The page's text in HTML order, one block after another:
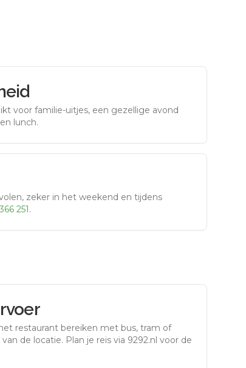
voor familie-uitjes, een gezellige avond
lunch.
zeker in het weekend en tijdens
251.
restaurant bereiken met bus, tram of
de locatie. Plan je reis via 9292.nl voor de